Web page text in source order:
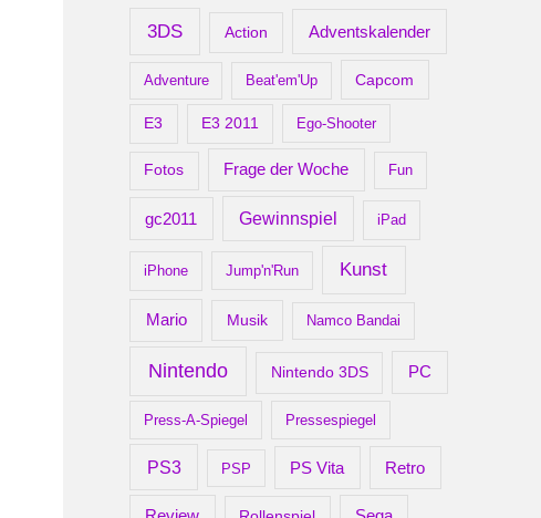
3DS Action Adventskalender
Adventure Beat'em'Up Capcom
E3 E3 2011 Ego-Shooter
Fotos Frage der Woche Fun
gc2011 Gewinnspiel iPad
iPhone Jump'n'Run Kunst
Mario Musik Namco Bandai
Nintendo Nintendo 3DS PC
Press-A-Spiegel Pressespiegel
PS3 PSP PS Vita Retro